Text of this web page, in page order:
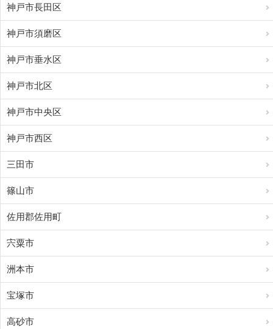
神戸市長田区
神戸市須磨区
神戸市垂水区
神戸市北区
神戸市中央区
神戸市西区
三田市
篠山市
佐用郡佐用町
宍粟市
洲本市
宝塚市
高砂市